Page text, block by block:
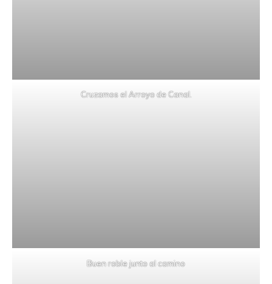
Cruzamos el Arroyo de Canal.
Buen roble junto al camino